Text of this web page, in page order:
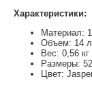
Характеристики:
Материал:
Объем: 14 л
Вес: 0,56 кг
Размеры:
Цвет: